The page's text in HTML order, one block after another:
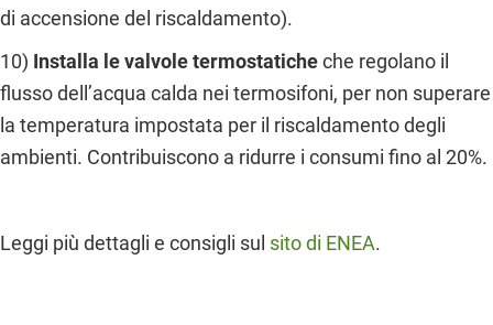
di accensione del riscaldamento).
10) Installa le valvole termostaticheche regolano il
flusso dell’acqua calda nei termosifoni, per non superare
la temperatura impostata per il riscaldamento degli
ambienti. Contribuiscono a ridurre i consumi fino al 20%.
Leggi più dettagli e consigli sul sito di ENEA.